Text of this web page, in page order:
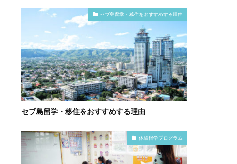
セブ島留学・移住をおすすめする理由
セブ島留学・移住をおすすめする理由
体験留学プログラム